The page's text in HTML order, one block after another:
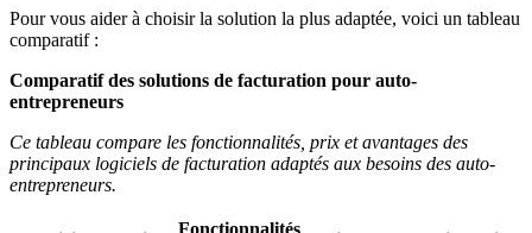
Pour vous aider à choisir la solution la plus adaptée, voici un tableau
comparatif :
Comparatif des solutions de facturation pour auto-
entrepreneurs
Ce tableau compare les fonctionnalités, prix et avantages des
principaux logiciels de facturation adaptés aux besoins des auto-
entrepreneurs.